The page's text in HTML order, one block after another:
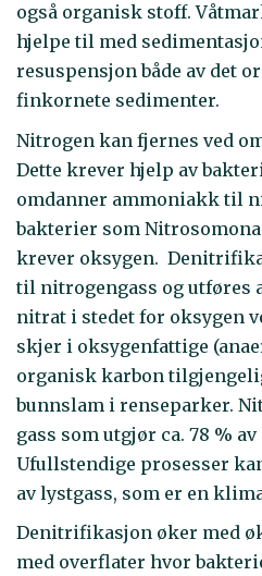
også organisk stoff.
hjelpe til med
resuspensjon både av det
finkornete sedimenter.
Nitrogen kan fjernes ved
Dette krever hjelp av
omdanner ammoniakk til
bakterier som
krever oksygen.
til nitrogengass og utføres
nitrat i stedet for oksygen
skjer i oksygenfattige
organisk karbon
bunnslam i renseparker.
gass som utgjør ca. 78 %
Ufullstendige prosesser
av lystgass, som er en
Denitrifikasjon øker med
med overflater hvor